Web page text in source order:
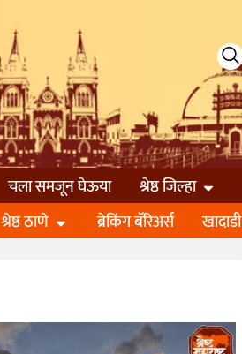
चला समजून घेऊया श्रेष्ठ जिल्हा
श्रेष्ठ ठाणे ब्रेकिंग बॅरिअर्स खादाडी